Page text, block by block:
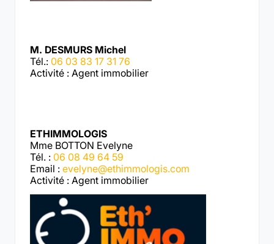
M. DESMURS Michel
Tél.: 06 03 83 17 31 76
Activité : Agent immobilier
ETHIMMOLOGIS
Mme BOTTON Evelyne
Tél. : 06 08 49 64 59
Email : evelyne@ethimmologis.com
Activité : Agent immobilier